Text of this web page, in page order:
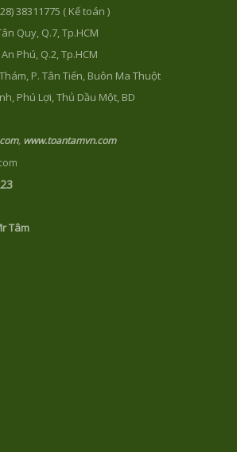
38311775 ( Kế toán )
Quy, Q.7, Tp.HCM
Phú, Q.2, Tp.HCM
P. Tân Tiến, Buôn Ma Thuột
Phú Lợi, Thủ Dầu Một, BD
, www.toantamvn.com
Tâm